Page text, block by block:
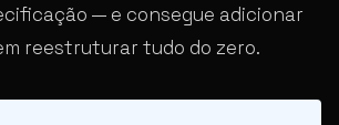
— e consegue adicionar
reestruturar tudo do zero.